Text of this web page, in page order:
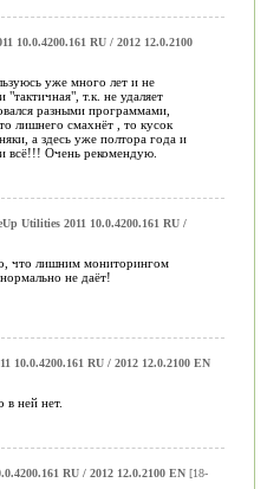
10.0.4200.161 RU / 2012 12.0.2100
уже много лет и не
т.к. не удаляет
разными программами,
лишнего смахнёт , то кусок
а здесь уже полтора года и
всё!!! Очень рекомендую.
Utilities 2011 10.0.4200.161 RU /
что лишним мониторингом
не даёт!
10.0.4200.161 RU / 2012 12.0.2100 EN
в ней нет.
RU / 2012 12.0.2100 EN[18-